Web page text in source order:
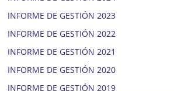
INFORME DE GESTIÓN 2023
INFORME DE GESTIÓN 2022
INFORME DE GESTIÓN 2021
INFORME DE GESTIÓN 2020
INFORME DE GESTIÓN 2019